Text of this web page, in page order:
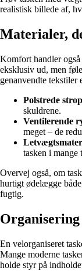
realistisk billede af,
Materialer,
Komfort handler
eksklusiv ud, men
genanvendte tekstiler
Polstrede
skuldrene.
Ventilerende
meget – de
tasken i mange
Overvej også, om
hurtigt ødelægge
fugtig.
En velorganiseret
Mange moderne
holde styr på